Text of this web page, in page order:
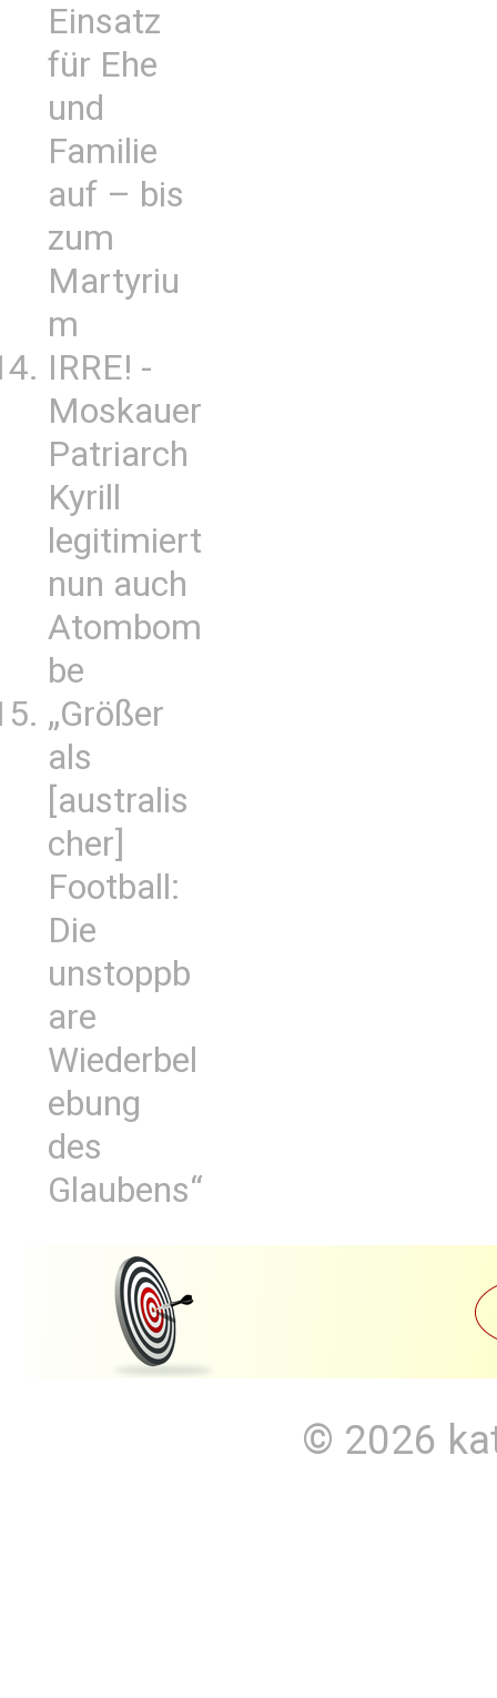
Einsatz
für Ehe
und
Familie
auf – bis
zum
Martyriu
m
IRRE! -
Moskauer
Patriarch
Kyrill
legitimiert
nun auch
Atombom
be
„Größer
als
[australis
cher]
Football:
Die
unstoppb
are
Wiederbel
ebung
des
Glaubens“
© 2026